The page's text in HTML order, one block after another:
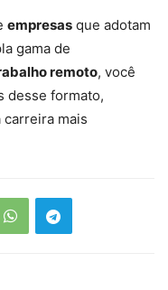
empresas que adotam
gama de
remoto, você
desse formato,
mais